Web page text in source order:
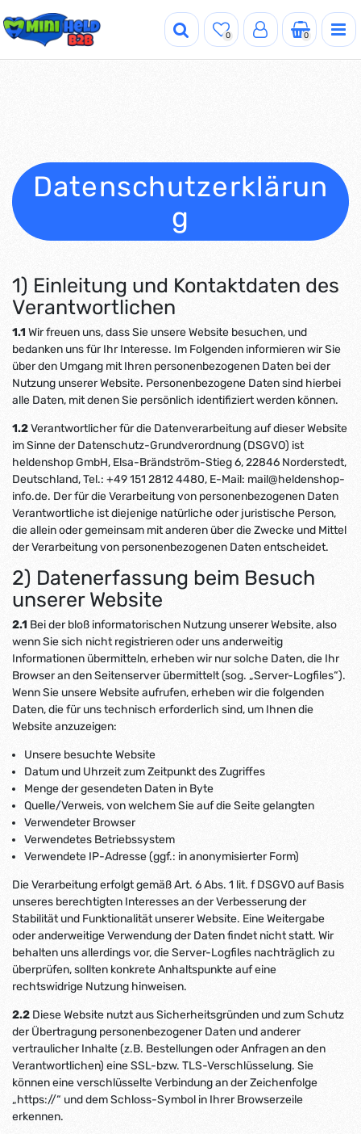
0 0
Datenschutzerklärun
g
1) Einleitung und Kontaktdaten des
Verantwortlichen
1.1 Wir freuen uns, dass Sie unsere Website besuchen, und
bedanken uns für Ihr Interesse. Im Folgenden informieren wir Sie
über den Umgang mit Ihren personenbezogenen Daten bei der
Nutzung unserer Website. Personenbezogene Daten sind hierbei
alle Daten, mit denen Sie persönlich identifiziert werden können.
1.2Verantwortlicher für die Datenverarbeitung auf dieser Website
im Sinne der Datenschutz-Grundverordnung (DSGVO) ist
heldenshop GmbH, Elsa-Brändström-Stieg 6, 22846 Norderstedt,
Deutschland, Tel.: +49 151 2812 4480, E-Mail: mail@heldenshop-
info.de. Der für die Verarbeitung von personenbezogenen Daten
Verantwortliche ist diejenige natürliche oder juristische Person,
die allein oder gemeinsam mit anderen über die Zwecke und Mittel
der Verarbeitung von personenbezogenen Daten entscheidet.
2) Datenerfassung beim Besuch
unserer Website
2.1 Bei der bloß informatorischen Nutzung unserer Website, also
wenn Sie sich nicht registrieren oder uns anderweitig
Informationen übermitteln, erheben wir nur solche Daten, die Ihr
Browser an den Seitenserver übermittelt (sog. „Server-Logfiles“).
Wenn Sie unsere Website aufrufen, erheben wir die folgenden
Daten, die für uns technisch erforderlich sind, um Ihnen die
Website anzuzeigen:
Unsere besuchte Website
Datum und Uhrzeit zum Zeitpunkt des Zugriffes
Menge der gesendeten Daten in Byte
Quelle/Verweis, von welchem Sie auf die Seite gelangten
Verwendeter Browser
Verwendetes Betriebssystem
Verwendete IP-Adresse (ggf.: in anonymisierter Form)
Die Verarbeitung erfolgt gemäß Art. 6 Abs. 1 lit. f DSGVO auf Basis
unseres berechtigten Interesses an der Verbesserung der
Stabilität und Funktionalität unserer Website. Eine Weitergabe
oder anderweitige Verwendung der Daten findet nicht statt. Wir
behalten uns allerdings vor, die Server-Logfiles nachträglich zu
überprüfen, sollten konkrete Anhaltspunkte auf eine
rechtswidrige Nutzung hinweisen.
2.2 Diese Website nutzt aus Sicherheitsgründen und zum Schutz
der Übertragung personenbezogener Daten und anderer
vertraulicher Inhalte (z.B. Bestellungen oder Anfragen an den
Verantwortlichen) eine SSL-bzw. TLS-Verschlüsselung. Sie
können eine verschlüsselte Verbindung an der Zeichenfolge
„https://“ und dem Schloss-Symbol in Ihrer Browserzeile
erkennen.